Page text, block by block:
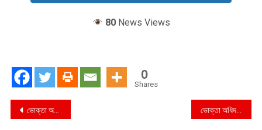
80News Views
0
Shares
Post
ভোক্তা অধিদপ্তর নীলফামারী জেলা কার্যালয়ের বাজার তদারকি ভোক্তা অধিদপ্তর কু‌মিল্লা জেলা কার্যাল‌য়ের বাজার তদার‌কি অ‌ভিযান